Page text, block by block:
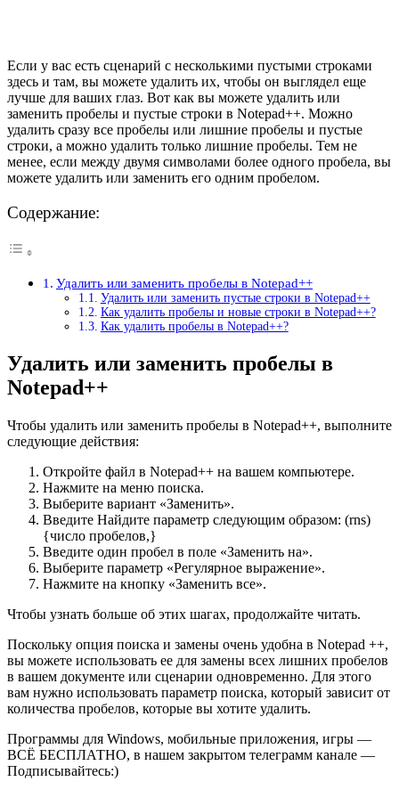
Если у вас есть сценарий с несколькими пустыми строками
здесь и там, вы можете удалить их, чтобы он выглядел еще
лучше для ваших глаз. Вот как вы можете удалить или
заменить пробелы и пустые строки в Notepad++. Можно
удалить сразу все пробелы или лишние пробелы и пустые
строки, а можно удалить только лишние пробелы. Тем не
менее, если между двумя символами более одного пробела, вы
можете удалить или заменить его одним пробелом.
Содержание:
Удалить или заменить пробелы в Notepad++
Удалить или заменить пустые строки в Notepad++
Как удалить пробелы и новые строки в Notepad++?
Как удалить пробелы в Notepad++?
Удалить или заменить пробелы в
Notepad++
Чтобы удалить или заменить пробелы в Notepad++, выполните
следующие действия:
Откройте файл в Notepad++ на вашем компьютере.
Нажмите на меню поиска.
Выберите вариант «Заменить».
Введите Найдите параметр следующим образом: (rns)
{число пробелов,}
Введите один пробел в поле «Заменить на».
Выберите параметр «Регулярное выражение».
Нажмите на кнопку «Заменить все».
Чтобы узнать больше об этих шагах, продолжайте читать.
Поскольку опция поиска и замены очень удобна в Notepad ++,
вы можете использовать ее для замены всех лишних пробелов
в вашем документе или сценарии одновременно. Для этого
вам нужно использовать параметр поиска, который зависит от
количества пробелов, которые вы хотите удалить.
Программы для Windows, мобильные приложения, игры —
ВСЁ БЕСПЛАТНО, в нашем закрытом телеграмм канале —
Подписывайтесь:)